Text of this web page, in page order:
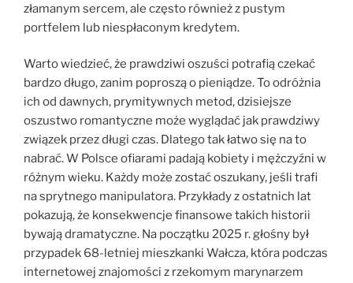
złamanym sercem, ale często również z pustym
portfelem lub niespłaconym kredytem.
Warto wiedzieć, że prawdziwi oszuści potrafią czekać
bardzo długo, zanim poproszą o pieniądze. To odróżnia
ich od dawnych, prymitywnych metod, dzisiejsze
oszustwo romantyczne może wyglądać jak prawdziwy
związek przez długi czas. Dlatego tak łatwo się na to
nabrać. W Polsce ofiarami padają kobiety i mężczyźni w
różnym wieku. Każdy może zostać oszukany, jeśli trafi
na sprytnego manipulatora. Przykłady z ostatnich lat
pokazują, że konsekwencje finansowe takich historii
bywają dramatyczne. Na początku 2025 r. głośny był
przypadek 68-letniej mieszkanki Wałcza, która podczas
internetowej znajomości z rzekomym marynarzem